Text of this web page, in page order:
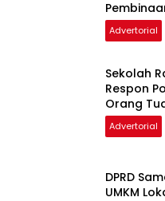
Advertorial
Sekolah
Respon
Orang
Advertorial
DPRD
UMKM